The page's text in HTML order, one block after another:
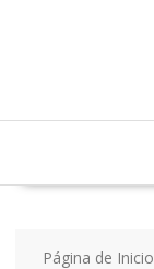
Página de Inicio